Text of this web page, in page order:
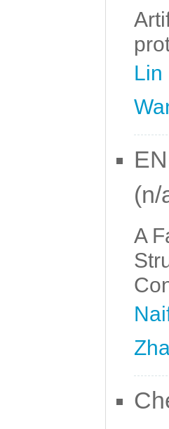
Lin
(n/
A